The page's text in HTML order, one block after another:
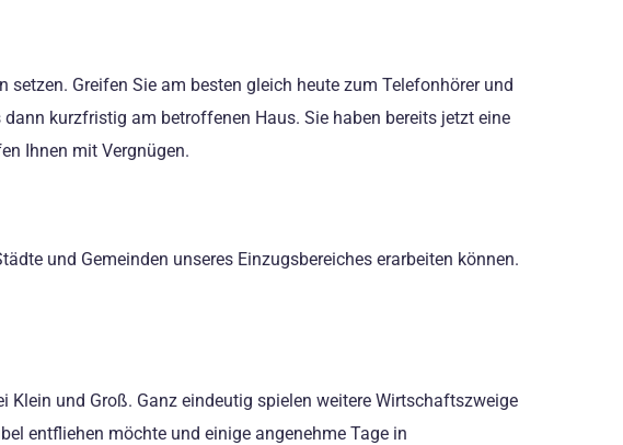
Greifen Sie am besten gleich heute zum Telefonhörer und
kurzfristig am betroffenen Haus. Sie haben bereits jetzt eine
Ihnen mit Vergnügen.
und Gemeinden unseres Einzugsbereiches erarbeiten können.
und Groß. Ganz eindeutig spielen weitere Wirtschaftszweige
entfliehen möchte und einige angenehme Tage in